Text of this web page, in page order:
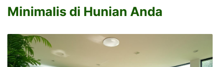
Minimalis di Hunian Anda